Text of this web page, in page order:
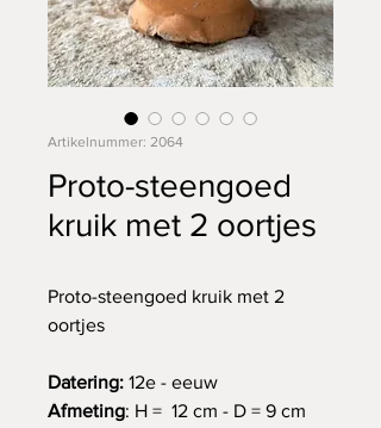
Artikelnummer: 2064
Proto-steengoed
kruik met 2 oortjes
Proto-steengoed kruik met 2
oortjes
Datering: 12e - eeuw
Afmeting: H = 12 cm - D = 9 cm